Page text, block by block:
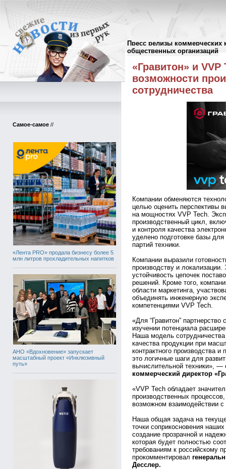
Пресс релизы коммерческих
общественных организаций
Самое-самое //
«Лента PRO» продала бизнесу более 5
млн литров прохладительных напитков
АНО «Вдохновение» запускает
масштабный проект «Инклюзивный
путь»
Пресс-релизы//
«Гравитон» и
возможности
сотрудничества
Компании обменяются
целью оценить перспективы
на мощностях VVP Tech.
производственный цикл,
и контроля качества
уделено подготовке базы
партий техники.
Компании выразили
производству и
устойчивость цепочек
решений. Кроме того,
области маркетинга,
объединять инженерную
компетенциями VVP Tech.
«Для “Гравитон”
изучении потенциала
Наша модель
качества продукции при
контрактного производства
это логичные шаги для
вычислительной техники», —
коммерческий директор
«VVP Tech обладает
производственных
возможном взаимодействии с
Наша общая задача на
точки соприкосновения
создание прозрачной и
которая будет полностью
требованиям к российскому
прокомментировал
Десслер.